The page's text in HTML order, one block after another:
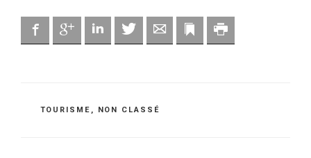
FacebookGoogle Linkedin Twitter Adresse mailMarque-page
CATÉGORIES
TOURISME , NON CLASSÉ